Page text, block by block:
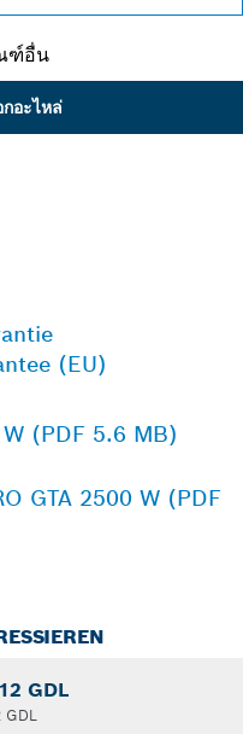
ฑ์อื่น
อะไหล่
(EU)
(PDF 5.6 MB)
GTA 2500 W (PDF
GDL
GDL